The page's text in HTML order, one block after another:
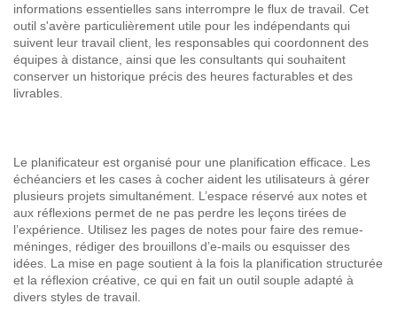
informations essentielles sans interrompre le flux de travail. Cet
outil s'avère particulièrement utile pour les indépendants qui
suivent leur travail client, les responsables qui coordonnent des
équipes à distance, ainsi que les consultants qui souhaitent
conserver un historique précis des heures facturables et des
livrables.
Le planificateur est organisé pour une planification efficace. Les
échéanciers et les cases à cocher aident les utilisateurs à gérer
plusieurs projets simultanément. L’espace réservé aux notes et
aux réflexions permet de ne pas perdre les leçons tirées de
l’expérience. Utilisez les pages de notes pour faire des remue-
méninges, rédiger des brouillons d’e-mails ou esquisser des
idées. La mise en page soutient à la fois la planification structurée
et la réflexion créative, ce qui en fait un outil souple adapté à
divers styles de travail.